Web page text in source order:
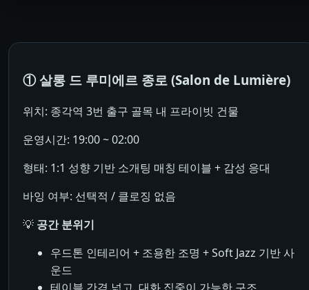
① 살롱 드 루미에르 종로 (Salon de Lumière)
위치: 종각역 3번 출구 골목 내 프라이빗 건물
운영시간: 19:00 ~ 02:00
형태: 1:1 성향 기반 소개팅 매칭 테이블 + 감성 응대
바잉 여부: 선택적 / 클로징 없음
💡 공간 분위기
우드톤 인테리어 + 조용한 조명 + Soft Jazz 기반 사
운드
테이블 간격 넓고, 대화 집중이 가능한 구조